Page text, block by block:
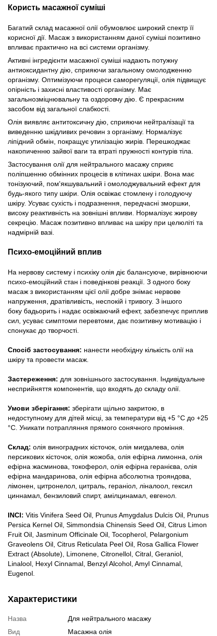
Користь масажної суміші
Багатий склад масажної олії обумовлює широкий спектр її
корисної дії. Масаж з використанням даної суміші позитивно
впливає практично на всі системи організму.
Активні інгредієнти масажної суміші надають потужну
антиоксидантну дію, сприяючи загальному омолодженню
організму. Оптимізуючи процеси саморегуляції, олія підвищує
опірність і захисні властивості організму. Має
загальнозміцнювальну та оздоровчу дію. Є прекрасним
засобом від загальної слабкості.
Олія виявляє антитоксичну дію, сприяючи нейтралізації та
виведенню шкідливих речовин з організму. Нормалізує
ліпідний обмін, покращує утилізацію жирів. Перешкоджає
накопиченню зайвої ваги та втраті пружності контурів тіла.
Застосування олії для нейтрального масажу сприяє
поліпшенню обмінних процесів в клітинах шкіри. Вона має
тонізуючий, пом'якшувальний і омолоджувальний ефект для
будь-якого типу шкіри. Олія освіжає стомлену і голодуючу
шкіру. Усуває сухість і подразнення, передчасні зморшки,
високу реактивність на зовнішні впливи. Нормалізує жирову
секрецію. Масаж позитивно впливає на шкіру при целюліті та
надмірній вазі.
Психо-емоційний вплив
На нервову систему і психіку олія діє балансуюче, вирівнюючи
психо-емоційний стан і поведінкові реакції. З одного боку
масаж з використанням цієї олії добре знімає нервове
напруження, дратівливість, неспокій і тривогу. З іншого
боку бадьорить і надає освіжаючий ефект, забезпечує приплив
сил, усуває симптоми перевтоми, дає позитивну мотивацію і
спонукає до творчості.
Спосіб застосування: нанести необхідну кількість олії на
шкіру та провести масаж.
Застереження: для зовнішнього застосування. Індивідуальне
несприйняття компонентів, що входять до складу олії.
Умови зберігання: зберігати щільно закритою, в
недоступному для дітей місці, за температури від +5 °C до +25
°C. Уникати потрапляння прямого сонячного проміння.
Склад: олія виноградних кісточок, олія мигдалева, олія
персикових кісточок, олія жожоба, олія ефірна лимонна, олія
ефірна жасминова, токоферол, олія ефірна геранієва, олія
ефірна мандаринова, олія ефірна абсолютна трояндова,
лімонен, цитронелол, цитраль, гераніол, ліналоол, гексил
циннамал, бензиловий спирт, амілцинамал, евгенол.
INCI: Vitis Vinifera Seed Oil, Prunus Amygdalus Dulcis Oil, Prunus
Persica Kernel Oil, Simmondsia Chinensis Seed Oil, Citrus Limon
Fruit Oil, Jasminum Officinale Oil, Tocopherol, Pelargonium
Graveolens Oil, Citrus Reticulata Peel Oil, Rosa Gallica Flower
Extract (Absolute), Limonene, Citronellol, Citral, Geraniol,
Linalool, Hexyl Cinnamal, Benzyl Alcohol, Amyl Cinnamal,
Eugenol.
Характеристики
Назва
Для нейтрального масажу
Вид
Масажна олія